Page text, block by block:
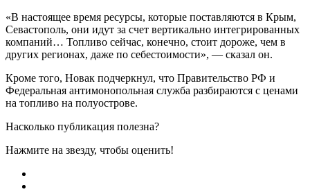
«В настоящее время ресурсы, которые поставляются в Крым,
Севастополь, они идут за счет вертикально интегрированных
компаний… Топливо сейчас, конечно, стоит дороже, чем в
других регионах, даже по себестоимости», — сказал он.
Кроме того, Новак подчеркнул, что Правительство РФ и
Федеральная антимонопольная служба разбираются с ценами
на топливо на полуострове.
Насколько публикация полезна?
Нажмите на звезду, чтобы оценить!